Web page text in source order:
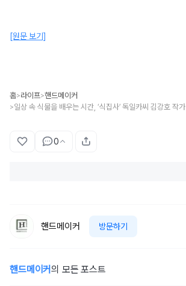
[원문 보기]
홈>라이프>핸드메이커
>일상 속 식물을 배우는 시간, ‘식집사’ 독일카씨 김강호 작가
0
핸드메이커 방문하기
핸드메이커의 모든 포스트